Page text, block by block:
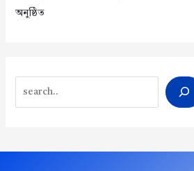
অনুষ্ঠিত